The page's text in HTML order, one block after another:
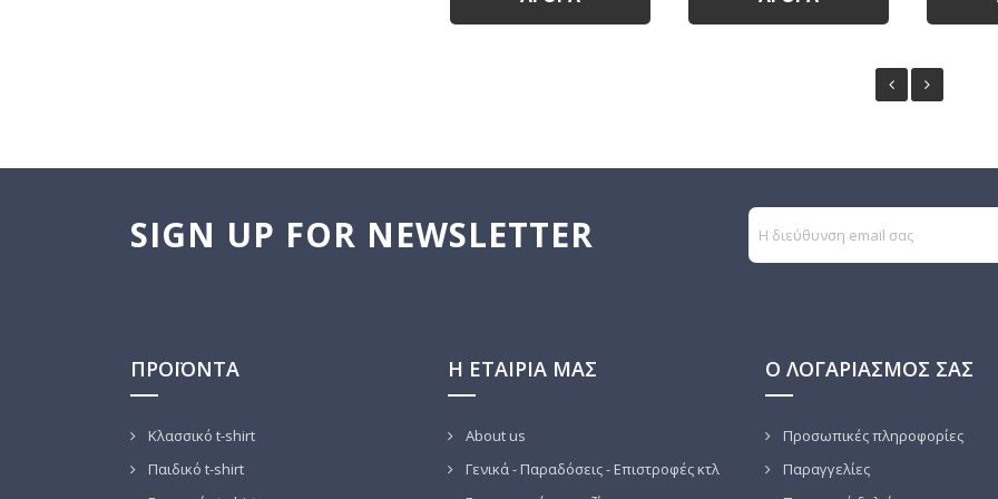
SIGN UP FOR NEWSLETTER
ΠΡΟΪΌΝΤΑ
Κλασσικό t-shirt
Παιδικό t-shirt
Η ΕΤΑΙΡΊΑ ΜΑΣ
About us
Γενικά - Παραδόσεις - Επιστροφές κτλ
Ο ΛΟΓΑΡΙΑΣΜΌΣ ΣΑΣ
Προσωπικές πληροφορίες
Παραγγελίες